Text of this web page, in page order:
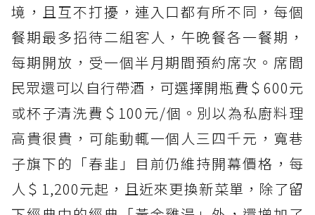
境，且互不打擾，連入口都有所不同，每個
餐期最多招待二組客人，午晚餐各一餐期，
每期開放，受一個半月期間預約席次。席間
民眾還可以自行帶酒，可選擇開瓶費＄600元
或杯子清洗費＄100元/個。別以為私廚料理
高貴很貴，可能動輒一個人三四千元，寬巷
子旗下的「春韭」目前仍維持開幕價格，每
人＄1,200元起，且近來更換新菜單，除了留